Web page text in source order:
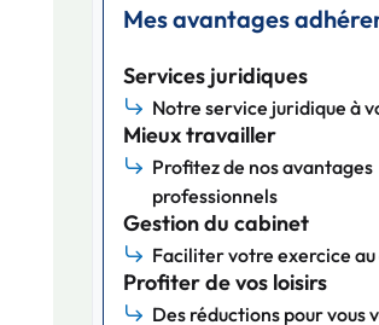
Mes avantages
Services juridiques
Notre service juridique à
Mieux travailler
Profitez de nos avantages
professionnels
Gestion du cabinet
Faciliter votre exercice
Profiter de vos loisirs
Des réductions pour vous